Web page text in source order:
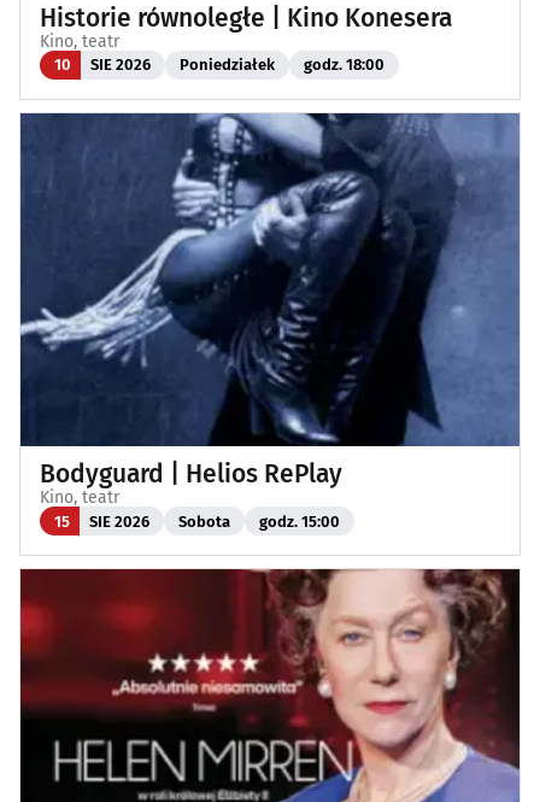
Historie równoległe | Kino Konesera
Kino, teatr
10 SIE 2026 Poniedziałek godz. 18:00
Bodyguard | Helios RePlay
Kino, teatr
15 SIE 2026 Sobota godz. 15:00